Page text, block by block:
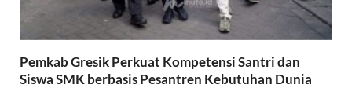
Pemkab Gresik Perkuat Kompetensi Santri dan
Siswa SMK berbasis Pesantren Kebutuhan Dunia